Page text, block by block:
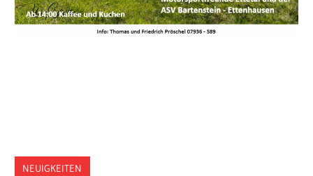
NEUIGKEITEN